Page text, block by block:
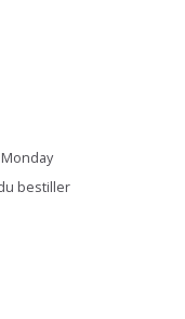
Monday
bestiller